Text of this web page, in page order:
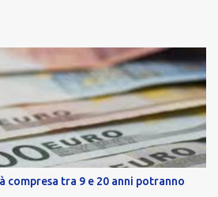
compresa tra 9 e 20 anni potranno